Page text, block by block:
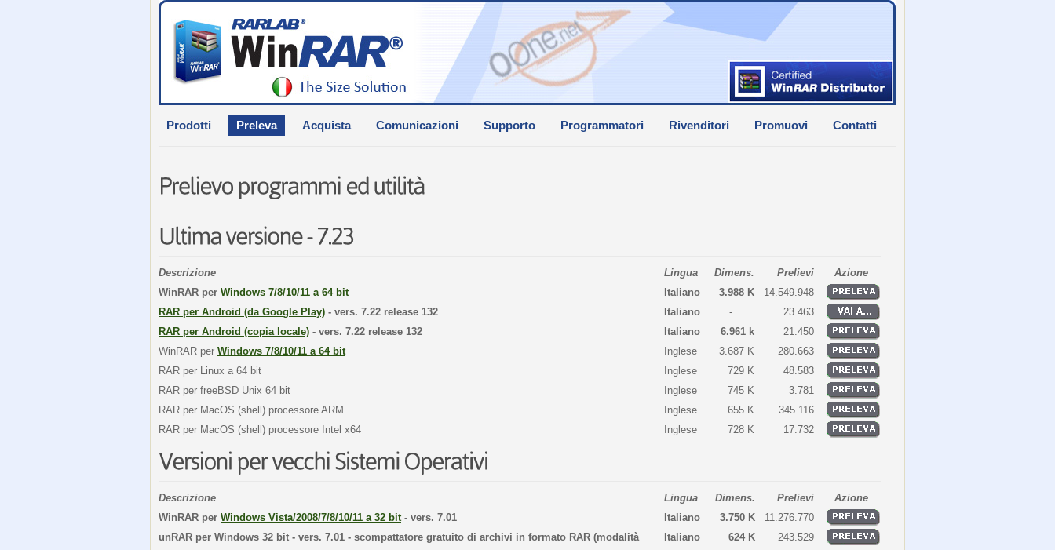
Prodotti Preleva Acquista Comunicazioni Supporto Programmatori Rivenditori Promuovi Contatti
Descrizione Lingua Dimens. Prelievi
Azione
WinRAR per Windows 7/8/10/11 a 64 bit Italiano 3.988 K
14.549.948
RAR per Android (da Google Play) - vers. 7.22 release 132 Italiano -
23.463
RAR per Android (copia locale) - vers. 7.22 release 132 Italiano 6.961 k
21.450
WinRAR per Windows 7/8/10/11 a 64 bit Inglese 3.687 K
280.663
RAR per Linux a 64 bit
Inglese 729 K
48.583
RAR per freeBSD Unix 64 bit
Inglese 745 K
3.781
RAR per MacOS (shell) processore ARM
Inglese 655 K
345.116
RAR per MacOS (shell) processore Intel x64
Inglese 728 K 17.732
Descrizione Lingua Dimens. Prelievi
Azione
WinRAR per Windows Vista/2008/7/8/10/11 a 32 bit- vers. 7.01 Italiano 3.750 K
11.276.770
unRAR per Windows 32 bit - vers. 7.01 - scompattatore gratuito di archivi in formato RAR (modalità
Italiano 624 K 243.529